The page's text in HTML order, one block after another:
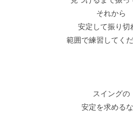
それから
安定して振り切
範囲で練習してくだ
スイングの
安定を求める